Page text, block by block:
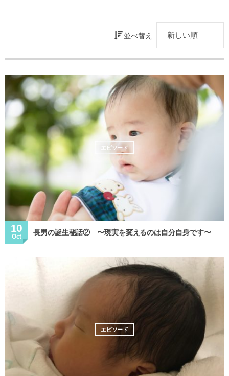
並べ替え
エピソード
10
Oct 長男の誕生秘話② 〜現実を変えるのは自分自身です〜
エピソード